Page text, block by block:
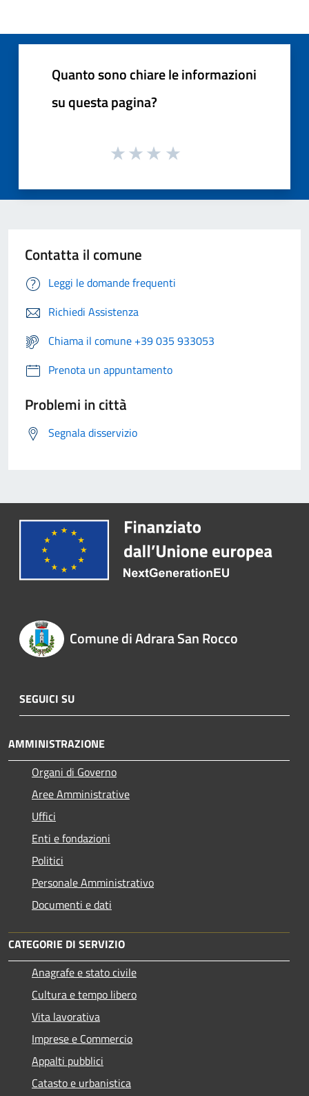
Quanto sono chiare le informazioni
su questa pagina?
Contatta il comune
Leggi le domande frequenti
Richiedi Assistenza
Chiama il comune +39 035 933053
Prenota un appuntamento
Problemi in città
Segnala disservizio
Comune di Adrara San Rocco
SEGUICI SU
AMMINISTRAZIONE
Organi di Governo
Aree Amministrative
Uffici
Enti e fondazioni
Politici
Personale Amministrativo
Documenti e dati
CATEGORIE DI SERVIZIO
Anagrafe e stato civile
Cultura e tempo libero
Vita lavorativa
Imprese e Commercio
Appalti pubblici
Catasto e urbanistica